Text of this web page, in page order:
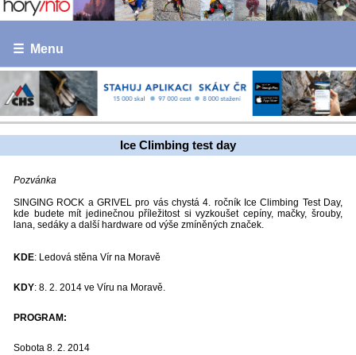
☰ Menu
Ice Climbing test day
Pozvánka
SINGING ROCK a GRIVEL pro vás chystá 4. ročník Ice Climbing Test Day,
kde budete mít jedinečnou příležitost si vyzkoušet cepíny, mačky, šrouby,
lana, sedáky a další hardware od výše zmíněných značek.
KDE: Ledová stěna Vír na Moravě
KDY: 8. 2. 2014 ve Víru na Moravě.
PROGRAM:
Sobota 8. 2. 2014